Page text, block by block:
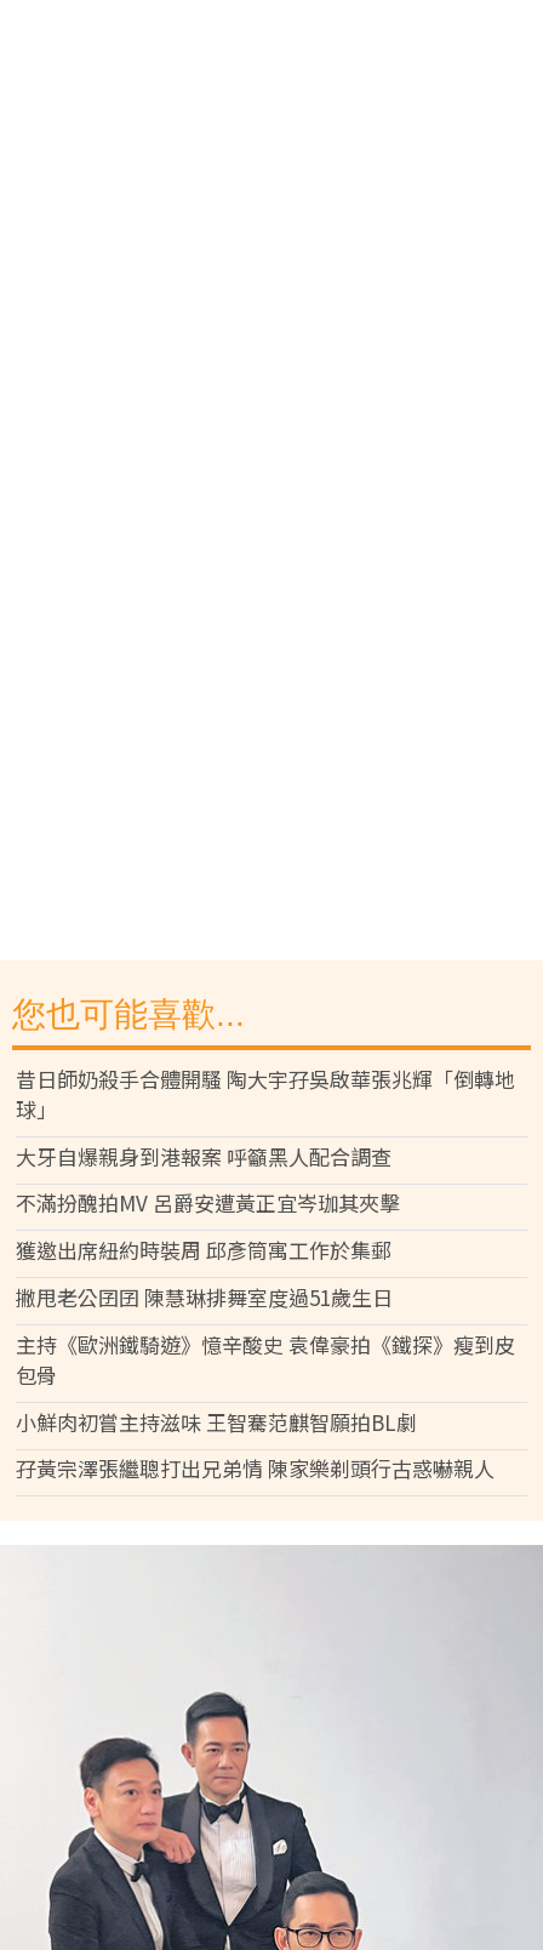
您也可能喜歡...
昔日師奶殺手合體開騷 陶大宇孖吳啟華張兆輝「倒轉地
球」
大牙自爆親身到港報案 呼籲黑人配合調查
不滿扮醜拍MV 呂爵安遭黃正宜岑珈其夾擊
獲邀出席紐約時裝周 邱彥筒寓工作於集郵
撇甩老公囝囝 陳慧琳排舞室度過51歲生日
主持《歐洲鐵騎遊》憶辛酸史 袁偉豪拍《鐵探》瘦到皮
包骨
小鮮肉初嘗主持滋味 王智騫范麒智願拍BL劇
孖黃宗澤張繼聰打出兄弟情 陳家樂剃頭行古惑嚇親人